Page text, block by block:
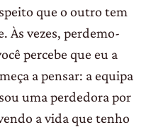
que o outro tem
Às vezes, perdemo-
percebe que eu a
a pensar: a equipa
uma perdedora por
a vida que tenho